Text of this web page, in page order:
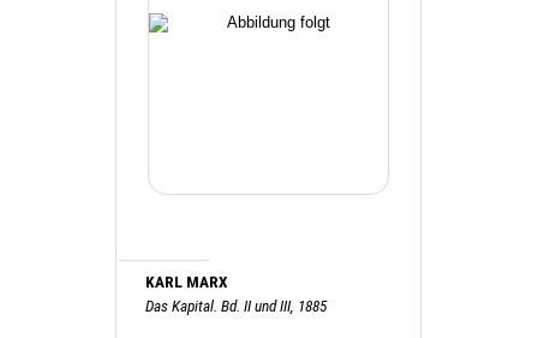
KARL MARX
Das Kapital. Bd. II und III, 1885